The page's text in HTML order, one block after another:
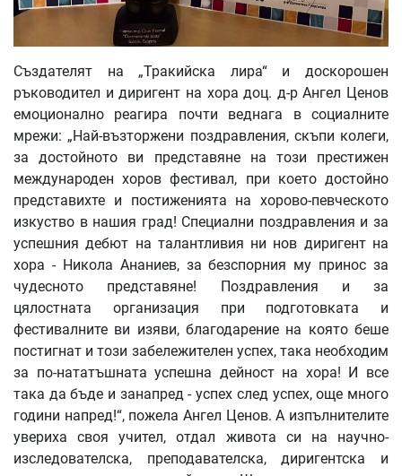
Създателят на „Тракийска лира“ и доскорошен
ръководител и диригент на хора доц. д-р Ангел Ценов
емоционално реагира почти веднага в социалните
мрежи: „Най-възторжени поздравления, скъпи колеги,
за достойното ви представяне на този престижен
международен хоров фестивал, при което достойно
представихте и постиженията на хорово-певческото
изкуство в нашия град! Специални поздравления и за
успешния дебют на талантливия ни нов диригент на
хора - Никола Ананиев, за безспорния му принос за
чудесното представяне! Поздравления и за
цялостната организация при подготовката и
фестивалните ви изяви, благодарение на която беше
постигнат и този забележителен успех, така необходим
за по-нататъшната успешна дейност на хора! И все
така да бъде и занапред - успех след успех, още много
години напред!“, пожела Ангел Ценов. А изпълнителите
увериха своя учител, отдал живота си на научно-
изследователска, преподавателска, диригентска и